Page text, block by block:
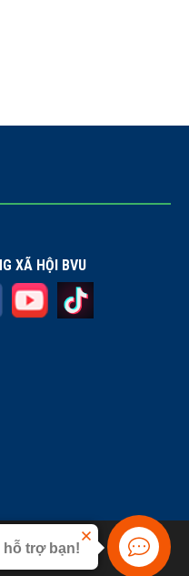
XÃ HỘI BVU
hỗ trợ bạn!